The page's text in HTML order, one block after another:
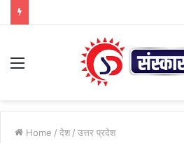
Menu
Home / देश / उत्तर प्रदेश